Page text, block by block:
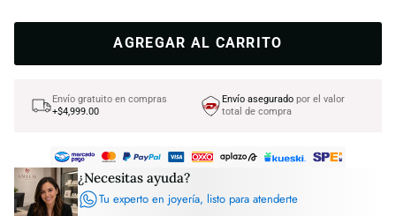
AGREGAR AL CARRITO
Envío gratuito en compras
+$4,999.00
Envío aseguradopor el valor
total de compra
¿Necesitas ayuda?
Tu experto en joyería, listo para atenderte